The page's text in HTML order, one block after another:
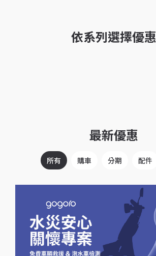
依系列選擇優惠
最新優惠
所有 購車 分期 配件